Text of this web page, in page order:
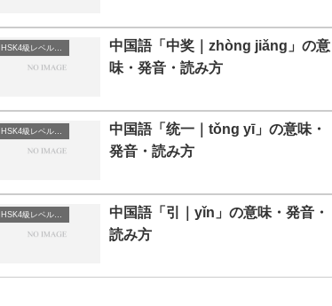
中国語「中奖｜zhòng jiǎng」の意
味・発音・読み方
中国語「统一｜tǒng yī」の意味・
発音・読み方
中国語「引｜yǐn」の意味・発音・
読み方